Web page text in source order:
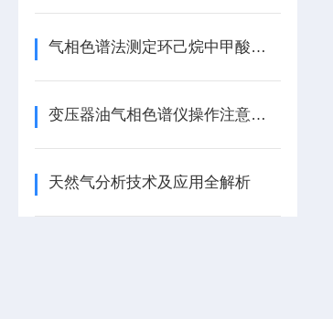
气相色谱法测定环己烷中甲酸（GC2010型气相色谱仪）
变压器油气相色谱仪操作注意事项（滕州中科谱气相色谱）
天然气分析技术及应用全解析